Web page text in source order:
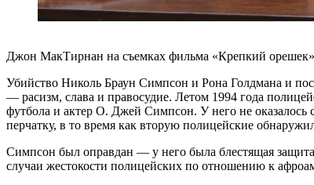
Джон МакТирнан на съемках фильма «Крепкий орешек»
Убийство Николь Браун Симпсон и Рона Голдмана и
— расизм, слава и правосудие. Летом 1994 года
футбола и актер О. Джей Симпсон. У него не оказалось
перчатку, в то время как вторую полицейские
Симпсон был оправдан — у него была блестящая
случаи жестокости полицейских по отношению к